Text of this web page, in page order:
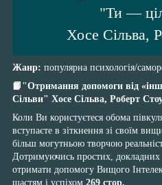
"Ти —
Хосе Сільва,
Жанр: популярна психологія/
📙"Отримання допомоги від
Сільви" Хосе Сільва, Роберт
Коли Ви користуєтеся обома
вступаєте в зіткнення зі своїм
більш могутньою творчою
Дотримуючись простих,
отримати допомогу Вищого
щастям і успіхом 269 стор.